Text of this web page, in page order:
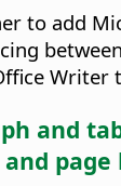
to add
Writer
and
page